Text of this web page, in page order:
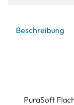
Beschreibung
PuraSoft